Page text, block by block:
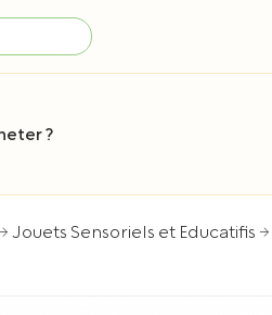
?
Jouets Sensoriels et Educatifis